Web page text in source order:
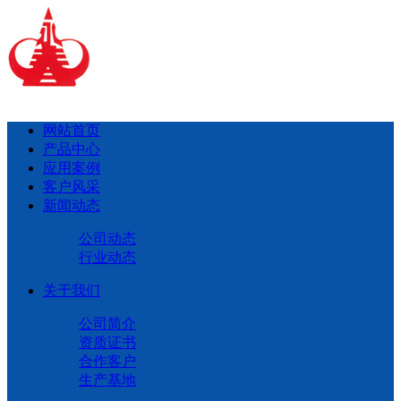
网站首页
产品中心
应用案例
客户风采
新闻动态
公司动态
行业动态
关于我们
公司简介
资质证书
合作客户
生产基地